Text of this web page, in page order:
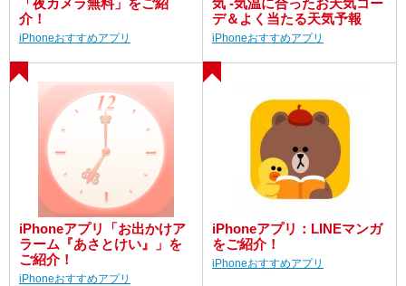
「夜カメラ無料」をご紹
介！
iPhoneおすすめアプリ
気 -気温に合ったお天気コー
デ＆よく当たる天気予報
iPhoneおすすめアプリ
iPhoneアプリ「お出かけア
ラーム『あさとけい』」を
ご紹介！
iPhoneおすすめアプリ
iPhoneアプリ：LINEマンガ
をご紹介！
iPhoneおすすめアプリ